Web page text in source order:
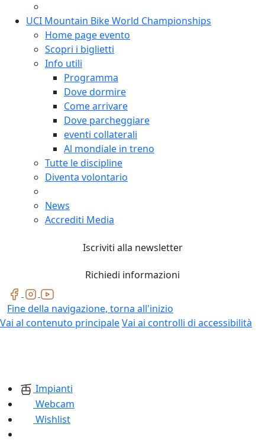
UCI Mountain Bike World Championships
Home page evento
Scopri i biglietti
Info utili
Programma
Dove dormire
Come arrivare
Dove parcheggiare
eventi collaterali
Al mondiale in treno
Tutte le discipline
Diventa volontario
News
Accrediti Media
Iscriviti alla newsletter
Richiedi informazioni
Fine della navigazione, torna all'inizio
Vai al contenuto principaleVai ai controlli di accessibilità
Impianti
Webcam
Wishlist